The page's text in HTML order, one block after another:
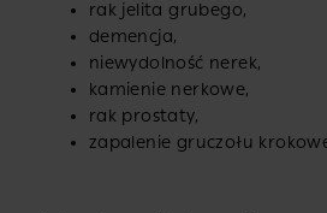
rak jelita grubego,
demencja,
niewydolność nerek,
kamienie nerkowe,
rak prostaty,
zapalenie gruczołu